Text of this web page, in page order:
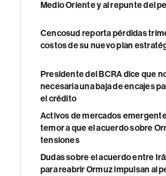
Medio Oriente y al repunte del
Cencosud reporta pérdidas
costos de su nuevo plan
Presidente del BCRA dice que
necesaria una baja de encajes
el crédito
Activos de mercados
temor a que el acuerdo sobre
tensiones
Dudas sobre el acuerdo entre
para reabrir Ormuz impulsan al